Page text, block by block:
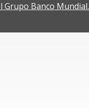
Grupo Banco Mundial.